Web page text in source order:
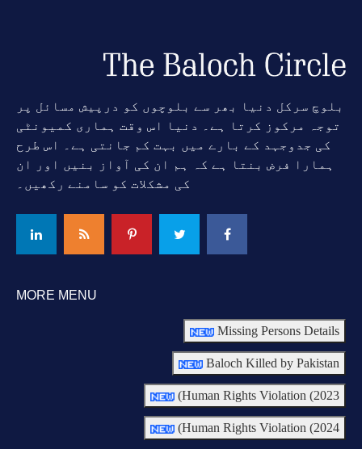
بلوچ سرکل دنیا بھر سے بلوچوں کو درپیش مسائل پر
توجہ مرکوز کرتا ہے۔ دنیا اس وقت ہماری کمیونٹی
کی جدوجہد کے بارے میں بہت کم جانتی ہے۔ اس طرح
ہمارا فرض بنتا ہے کہ ہم ان کی آواز بنیں اور ان
کی مشکلات کو سامنے رکھیں۔
MORE MENU
Missing Persons Details
Baloch Killed by Pakistan
Human Rights Violation (2023)
Human Rights Violation (2024)